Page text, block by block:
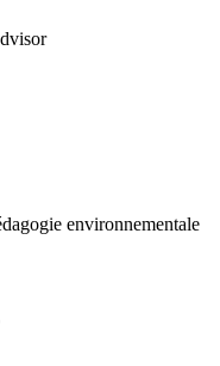
environnementale